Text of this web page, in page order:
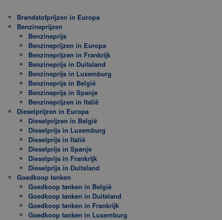
Brandstofprijzen in Europa
Benzineprijzen
Benzineprijs
Benzineprijzen in Europa
Benzineprijzen in Frankrijk
Benzineprijs in Duitsland
Benzineprijs in Luxemburg
Benzineprijs in België
Benzineprijs in Spanje
Benzineprijzen in Italië
Dieselprijzen in Europa
Dieselprijzen in België
Dieselprijs in Luxemburg
Dieselprijs in Italië
Dieselprijs in Spanje
Dieselprijs in Frankrijk
Dieselprijs in Duitsland
Goedkoop tanken
Goedkoop tanken in België
Goedkoop tanken in Duitsland
Goedkoop tanken in Frankrijk
Goedkoop tanken in Luxemburg